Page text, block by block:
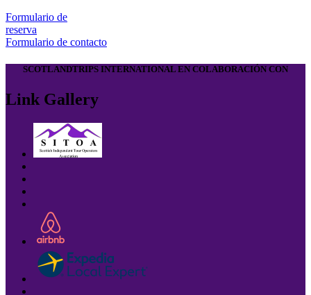
Formulario de
reserva
Formulario de contacto
SCOTLANDTRIPS INTERNATIONAL EN COLABORACIÓN CON
Link Gallery